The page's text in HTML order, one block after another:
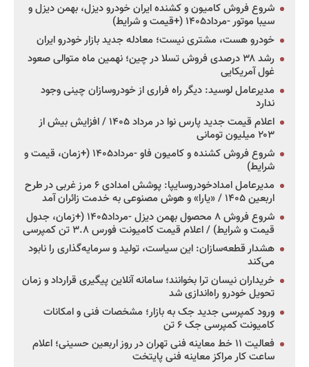
شروع فروش کامیون و کشنده ایران خودرو دیزل، بهمن دیزل و
سیبا موتور -مرداد۱۴۰۵ (+قیمت و شرایط)
خودرو هست، مشتری نیست؛ معادله جدید بازار خودرو ایران
رشد ۳۸ درصدی فروش تسلا در چین؛ نهمین ماه متوالی صعود
غول آمریکایی
مدیرعامل لوسید: دیگر راه فراری از خودروسازان چینی وجود
ندارد
اعلام قیمت جدید پارس نوا در مرداد ۱۴۰۵ / افزایش بیش از
۲۰۳ میلیون تومانی
شروع فروش کشنده و کامیون فاو -مرداد۱۴۰۵ (+زمان، قیمت و
شرایط)
مدیرعامل امدادخودروسایپا: پوشش امدادی ۶ مرز غربی در طرح
اربعین ۱۴۰۵ / «یارا» و هوش مصنوعی به خدمت زائران آمد
شروع فروش ۸ محصول بهمن دیزل -مرداد۱۴۰۵ (+زمان، جدول
قیمت و شرایط) / اعلام قیمت کامیونت فورس ۳.۸ تن کمپرسی
هشدار قطعه‌سازان: این سیاست، تولید و سرمایه‌گذاری را نابود
می‌کند
خریداران نیسان ترا بخوانند؛ سامانه آنلاین پیگیری قرارداد و زمان
تحویل خودرو راه‌اندازی شد
ورود کمپرسی جدید جک به بازار؛ مشخصات فنی و امکانات
کامیونت کمپرسی جک ۶ تن
فعالیت ۱۱ خط معاینه فنی تهران در روز اربعین حسینی؛ اعلام
ساعت کار مراکز معاینه فنی پایتخت